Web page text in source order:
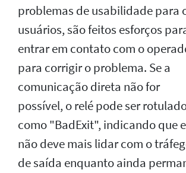
problemas de usabilidade para
usuários, são feitos esforços
entrar em contato com o
para corrigir o problema. Se a
comunicação direta não for
possível, o relé pode ser
como "BadExit", indicando que
não deve mais lidar com o
de saída enquanto ainda